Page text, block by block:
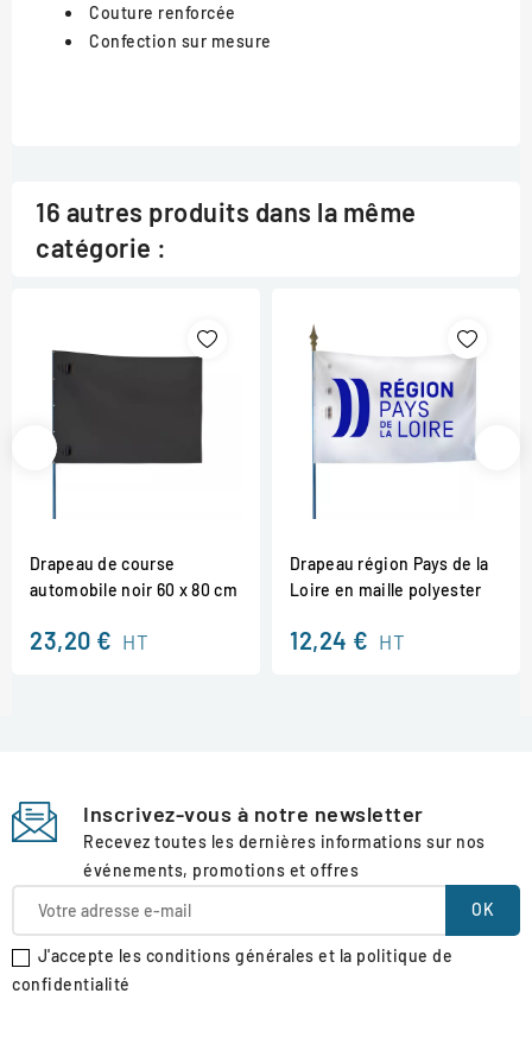
Couture renforcée
Confection sur mesure
16 autres produits dans la même
catégorie :
Drapeau de course
automobile noir 60 x 80 cm
23,20 € HT
Drapeau région Pays de la
Loire en maille polyester
12,24 € HT
Inscrivez-vous à notre newsletter
Recevez toutes les dernières informations sur nos
événements, promotions et offres
J'accepte les conditions générales et la politique de
confidentialité